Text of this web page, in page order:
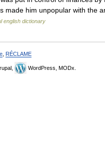
made him unpopular with the
english dictionary
RÉCLAME
WordPress, MODx.